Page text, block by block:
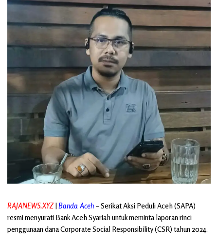
RAJANEWS.XYZ|Banda Aceh – Serikat Aksi Peduli Aceh (SAPA)
resmi menyurati Bank Aceh Syariah untuk meminta laporan rinci
penggunaan dana Corporate Social Responsibility (CSR) tahun 2024.